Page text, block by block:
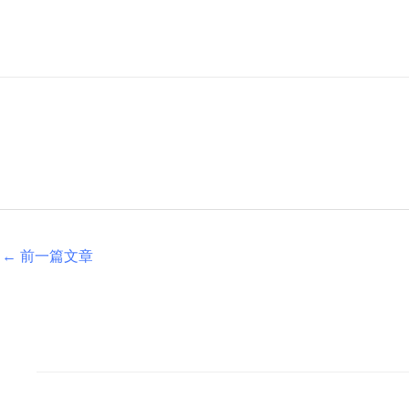
← 前一篇文章